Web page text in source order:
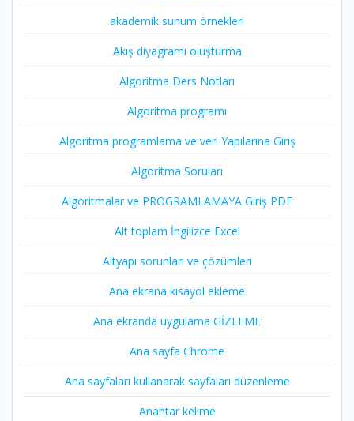
akademik sunum örnekleri
Akış diyagramı oluşturma
Algoritma Ders Notları
Algoritma programı
Algoritma programlama ve veri Yapılarına Giriş
Algoritma Soruları
Algoritmalar ve PROGRAMLAMAYA Giriş PDF
Alt toplam İngilizce Excel
Altyapı sorunları ve çözümleri
Ana ekrana kısayol ekleme
Ana ekranda uygulama GİZLEME
Ana sayfa Chrome
Ana sayfaları kullanarak sayfaları düzenleme
Anahtar kelime